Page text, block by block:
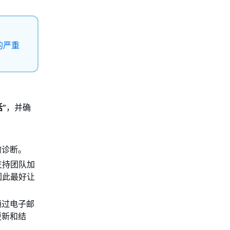
严重
”，并确
断。
团队加
最好让
电子邮
和结